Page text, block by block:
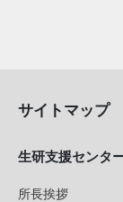
サイトマップ
生研支援センタ
所長挨拶